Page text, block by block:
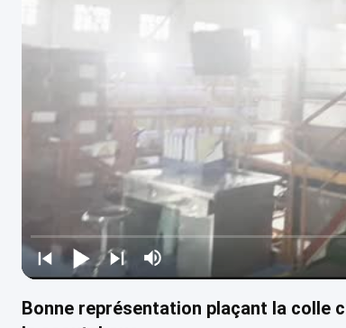
Bonne représentation plaçant la colle